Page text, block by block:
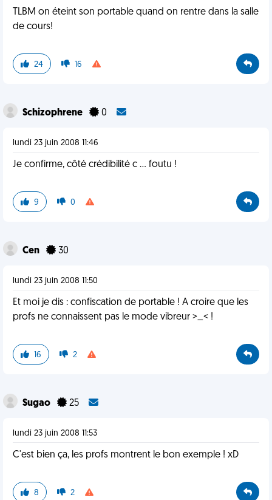
TLBM on éteint son portable quand on rentre dans la salle
de cours!
24 16
Schizophrene 0
lundi 23 juin 2008 11:46
Je confirme, côté crédibilité c ... foutu !
9 0
Cen 30
lundi 23 juin 2008 11:50
Et moi je dis : confiscation de portable ! A croire que les
profs ne connaissent pas le mode vibreur >_< !
16 2
Sugao 25
lundi 23 juin 2008 11:53
C'est bien ça, les profs montrent le bon exemple ! xD
8 2